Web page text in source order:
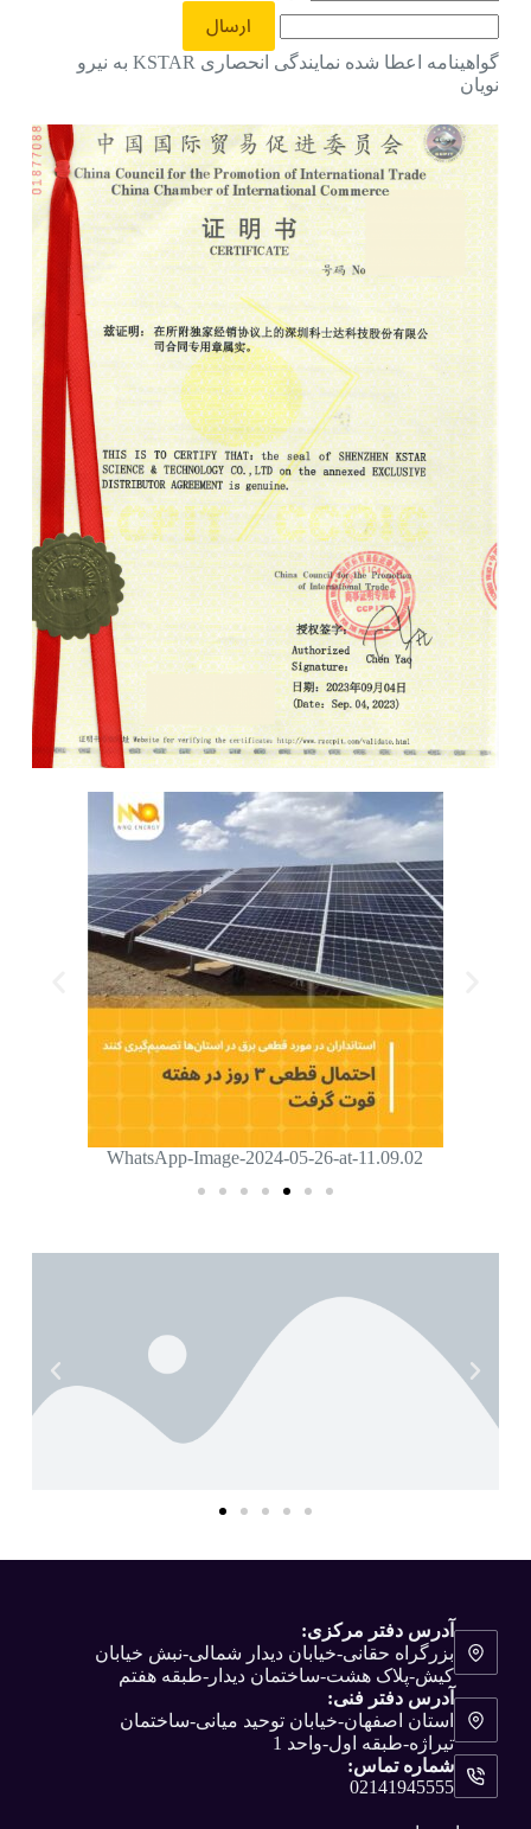
گواهینامه اعطا شده نمایندگی انحصاری KSTAR به نیرو
نویان
WhatsApp-Image-2024-05-26-at-11.09.02
آدرس دفتر مرکزی:
بزرگراه حقانی-خیابان دیدار شمالی-نبش خیابان
کیش-پلاک هشت-ساختمان دیدار-طبقه هفتم
آدرس دفتر فنی:
استان اصفهان-خیابان توحید میانی-ساختمان
تیراژه-طبقه اول-واحد 1
شماره تماس:
02141945555